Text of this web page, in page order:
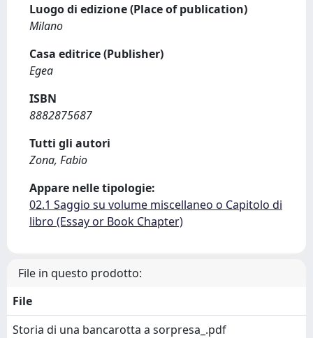
Luogo di edizione (Place of publication)
Milano
Casa editrice (Publisher)
Egea
ISBN
8882875687
Tutti gli autori
Zona, Fabio
Appare nelle tipologie:
02.1 Saggio su volume miscellaneo o Capitolo di
libro (Essay or Book Chapter)
File in questo prodotto:
File
Storia di una bancarotta a sorpresa_.pdf